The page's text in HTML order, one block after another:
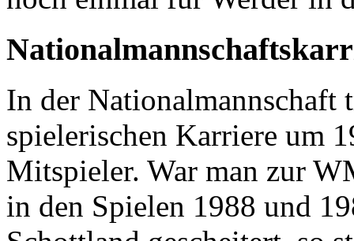
In der Nationalmannschaft
spielerischen Karriere um
Mitspieler. War man zur
in den Spielen 1988 und